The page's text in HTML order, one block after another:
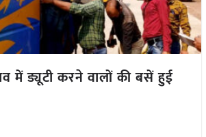
में ड्यूटी करने वालों की बसें हुई